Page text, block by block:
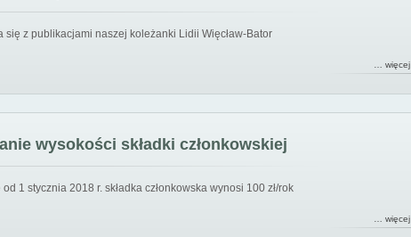
się z publikacjami naszej koleżanki Lidii Więcław-Bator
… więcej
wysokości składki członkowskiej
1 stycznia 2018 r. składka członkowska wynosi 100 zł/rok
… więcej